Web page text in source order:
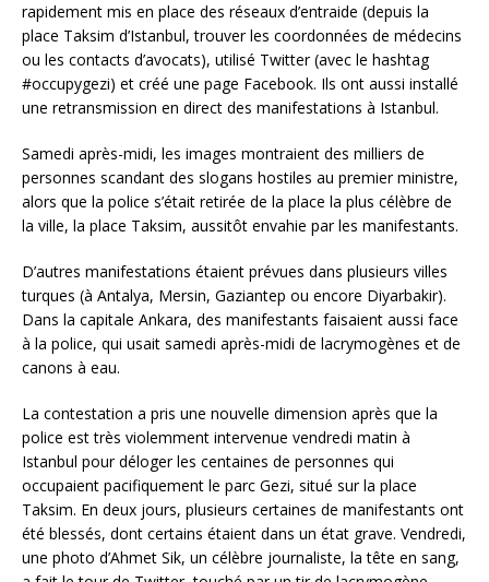
rapidement mis en place des réseaux d’entraide (depuis la
place Taksim d’Istanbul, trouver les coordonnées de médecins
ou les contacts d’avocats), utilisé Twitter (avec le hashtag
#occupygezi) et créé une page Facebook. Ils ont aussi installé
une retransmission en direct des manifestations à Istanbul.
Samedi après-midi, les images montraient des milliers de
personnes scandant des slogans hostiles au premier ministre,
alors que la police s’était retirée de la place la plus célèbre de
la ville, la place Taksim, aussitôt envahie par les manifestants.
D’autres manifestations étaient prévues dans plusieurs villes
turques (à Antalya, Mersin, Gaziantep ou encore Diyarbakir).
Dans la capitale Ankara, des manifestants faisaient aussi face
à la police, qui usait samedi après-midi de lacrymogènes et de
canons à eau.
La contestation a pris une nouvelle dimension après que la
police est très violemment intervenue vendredi matin à
Istanbul pour déloger les centaines de personnes qui
occupaient pacifiquement le parc Gezi, situé sur la place
Taksim. En deux jours, plusieurs certaines de manifestants ont
été blessés, dont certains étaient dans un état grave. Vendredi,
une photo d’Ahmet Sik, un célèbre journaliste, la tête en sang,